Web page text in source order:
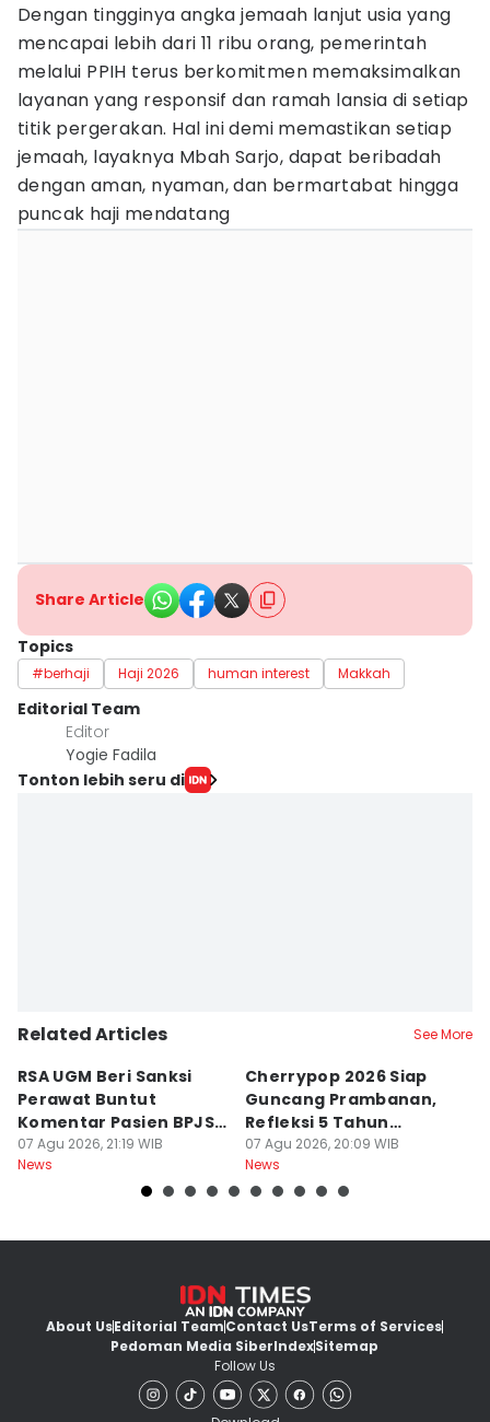
Dengan tingginya angka jemaah lanjut usia yang
mencapai lebih dari 11 ribu orang, pemerintah
melalui PPIH terus berkomitmen memaksimalkan
layanan yang responsif dan ramah lansia di setiap
titik pergerakan. Hal ini demi memastikan setiap
jemaah, layaknya Mbah Sarjo, dapat beribadah
dengan aman, nyaman, dan bermartabat hingga
puncak haji mendatang
Share Article
Topics
#berhaji Haji 2026 human interest Makkah
Editorial Team
Editor
Yogie Fadila
Tonton lebih seru di
Related Articles See More
RSA UGM Beri Sanksi
Perawat Buntut
Komentar Pasien BPJS
di Medsos
07 Agu 2026, 21:19 WIB
News
Cherrypop 2026 Siap
Guncang Prambanan,
Refleksi 5 Tahun
Perjalanan
07 Agu 2026, 20:09 WIB
News
About UsEditorial TeamContact UsTerms of Services
Pedoman Media SiberIndexSitemap
Follow Us